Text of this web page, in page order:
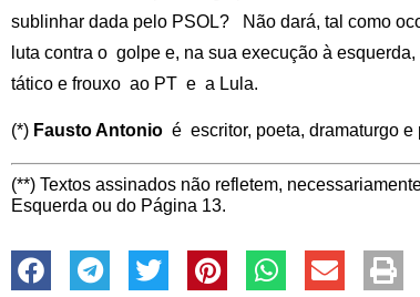
sublinhar dada pelo PSOL? Não dará, tal como
luta contra o golpe e, na sua execução à
tático e frouxo ao PT e a Lula.
(*) Fausto Antonio é escritor, poeta, dramaturgo
(**) Textos assinados não refletem,
Esquerda ou do Página 13.